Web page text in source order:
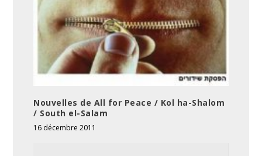
Nouvelles de All for Peace / Kol ha-Shalom
/ South el-Salam
16 décembre 2011